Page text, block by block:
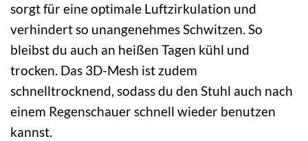
sorgt für eine optimale Luftzirkulation und
verhindert so unangenehmes Schwitzen. So
bleibst du auch an heißen Tagen kühl und
trocken. Das 3D-Mesh ist zudem
schnelltrocknend, sodass du den Stuhl auch nach
einem Regenschauer schnell wieder benutzen
kannst.